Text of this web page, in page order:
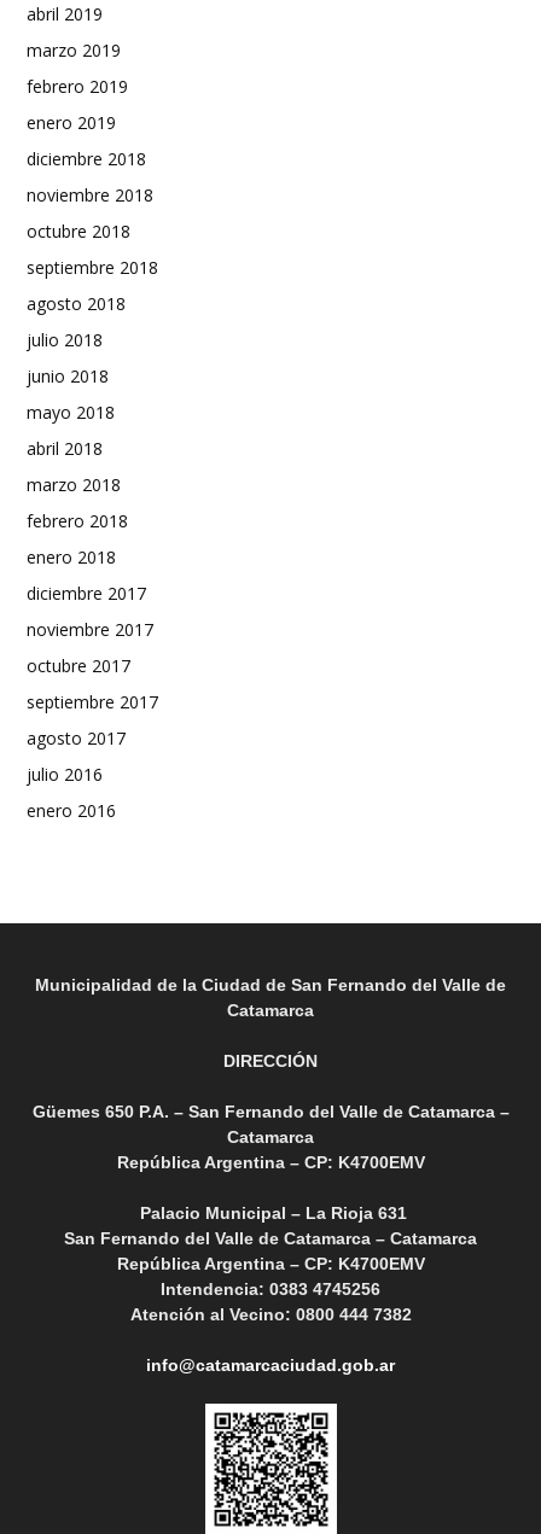
abril 2019
marzo 2019
febrero 2019
enero 2019
diciembre 2018
noviembre 2018
octubre 2018
septiembre 2018
agosto 2018
julio 2018
junio 2018
mayo 2018
abril 2018
marzo 2018
febrero 2018
enero 2018
diciembre 2017
noviembre 2017
octubre 2017
septiembre 2017
agosto 2017
julio 2016
enero 2016
Municipalidad de la Ciudad de San Fernando del Valle de
Catamarca
DIRECCIÓN
Güemes 650 P.A. – San Fernando del Valle de Catamarca –
Catamarca
República Argentina – CP: K4700EMV
Palacio Municipal – La Rioja 631
San Fernando del Valle de Catamarca – Catamarca
República Argentina – CP: K4700EMV
Intendencia: 0383 4745256
Atención al Vecino: 0800 444 7382
info@catamarcaciudad.gob.ar